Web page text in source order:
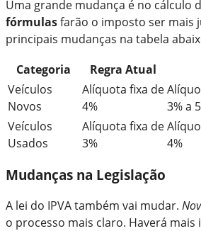
Uma grande mudança é no cálculo
fórmulasfarão o imposto ser mais
principais mudanças na tabela
Categoria
Regra Atual
Veículos
Novos
Alíquota fixa de
4%
3% a
Veículos
Usados
Alíquota fixa de
3%
4%
Mudanças na Legislação
A lei do IPVA também vai mudar.
o processo mais claro. Haverá mais